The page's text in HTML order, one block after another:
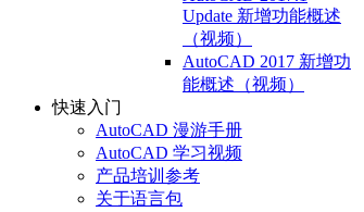
Update 新增功能概述
（视频）
AutoCAD 2017 新增功
能概述（视频）
快速入门
AutoCAD 漫游手册
AutoCAD 学习视频
产品培训参考
关于语言包